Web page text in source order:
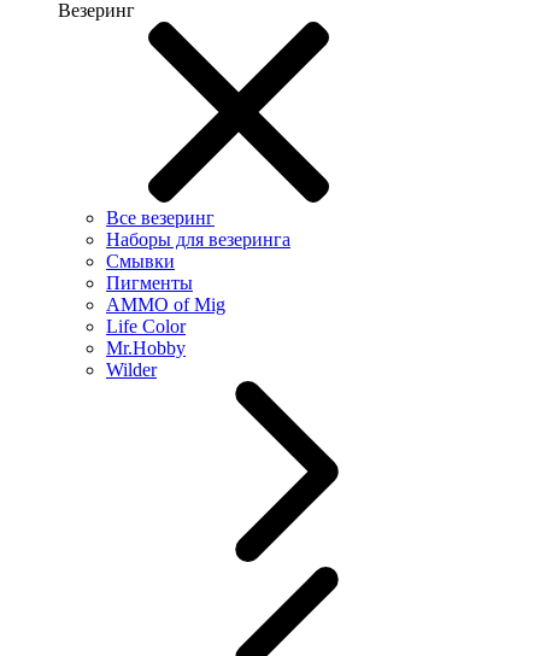
Везеринг
Все везеринг
Наборы для везеринга
Смывки
Пигменты
AMMO of Mig
Life Color
Mr.Hobby
Wilder